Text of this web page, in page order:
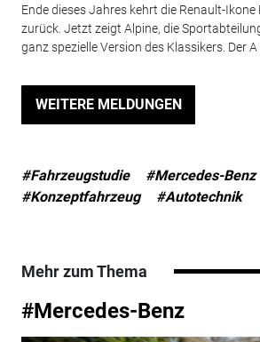
Ende dieses Jahres kehrt die Renault-Ikone
zurück. Jetzt zeigt Alpine, die
ganz spezielle Version des Klassikers. Der A
WEITERE MELDUNGEN
#Fahrzeugstudie #Mercedes-Benz
#Konzeptfahrzeug
#Autotechnik
Mehr zum Thema
#Mercedes-Benz